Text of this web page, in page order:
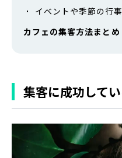
イベントや季節の行
カフェの集客方法まとめ
集客に成功して